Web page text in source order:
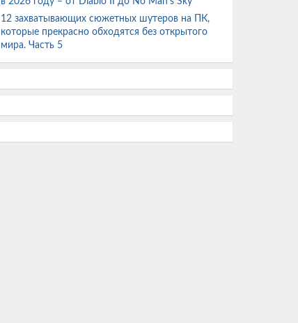
12 захватывающих сюжетных шутеров на ПК,
которые прекрасно обходятся без открытого
мира. Часть 5